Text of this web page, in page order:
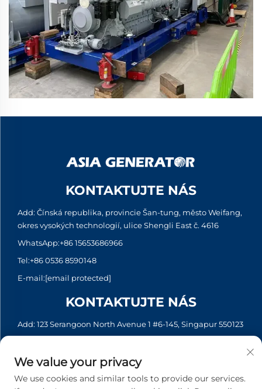
KONTAKTUJTE NÁS
Add: Čínská republika, provincie Šan-tung, město Weifang,
okres vysokých technologií, ulice Shengli East č. 4616
WhatsApp:+86 15653686966
Tel:+86 0536 8590148
E-mail:[email protected]
KONTAKTUJTE NÁS
Add: 123 Serangoon North Avenue 1 #6-145, Singapur 550123
Tel:+65 6935 2033
E-mail: [email protected]
We value your privacy
We use cookies and similar tools to provide our services.